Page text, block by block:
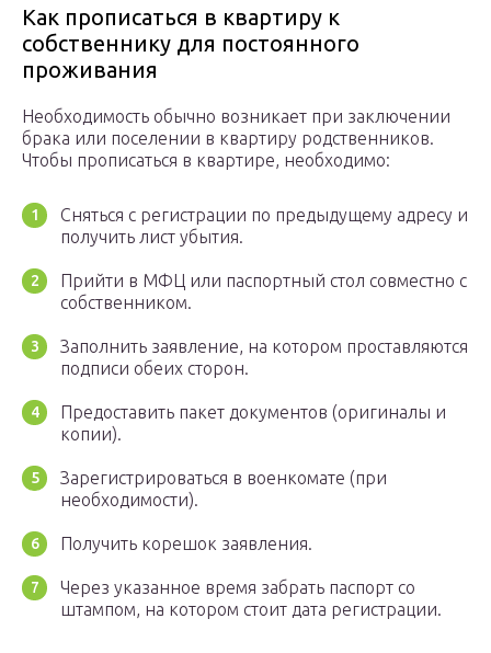
Как прописаться в квартиру к
собственнику для постоянного
проживания
Необходимость обычно возникает при заключении
брака или поселении в квартиру родственников.
Чтобы прописаться в квартире, необходимо:
Сняться с регистрации по предыдущему адресу и
получить лист убытия.
Прийти в МФЦ или паспортный стол совместно с
собственником.
Заполнить заявление, на котором проставляются
подписи обеих сторон.
Предоставить пакет документов (оригиналы и
копии).
Зарегистрироваться в военкомате (при
необходимости).
Получить корешок заявления.
Через указанное время забрать паспорт со
штампом, на котором стоит дата регистрации.